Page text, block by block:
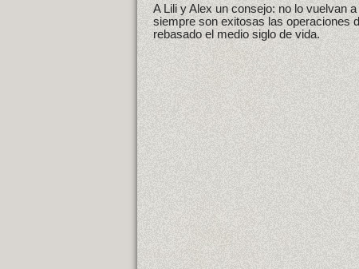
A Lili y Alex un consejo: no lo vuelvan
siempre son exitosas las operaciones
rebasado el medio siglo de vida.